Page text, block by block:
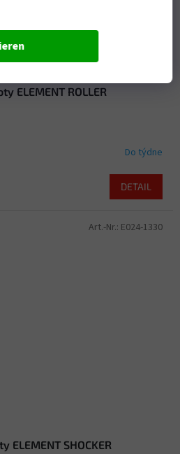
ELEMENT ROLLER
Do týdne
DETAIL
ELEMENT SHOCKER
Art.-Nr.: E024-1330